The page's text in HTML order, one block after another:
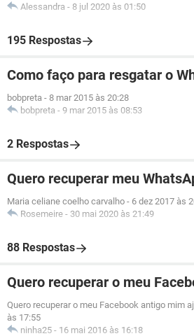
Alessandra - 8 jul 2020 às 01:50
195 Respostas
Como faço para resgatar o
bobpreta - 8 mar 2015 às 20:28
bobpreta - 9 mar 2015 às 08:53
2 Respostas
Quero recuperar meu
Maria celiane coelho carvalho - 6 dez 2017 às
Rosemeire - 30 mai 2020 às 21:49
88 Respostas
Quero recuperar o meu
Quero recuperar o meu Facebook antigo mim
às 17:55
ninha25 - 16 mai 2016 às 16:18